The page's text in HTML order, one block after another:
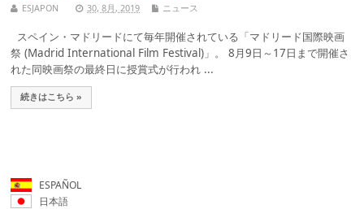
ESJAPON 30, 8月, 2019 ニュース
スペイン・マドリードにて毎年開催されている「マドリード国際映画
祭 (Madrid International Film Festival)」。 8月9日～17日まで開催さ
れた同映画祭の最終日に授賞式が行われ ...
続きはこちら »
ESPAÑOL
日本語